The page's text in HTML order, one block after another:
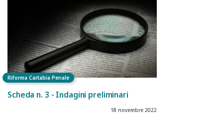
Riforma Cartabia Penale
Scheda n. 3 - Indagini preliminari
18 novembre 2022